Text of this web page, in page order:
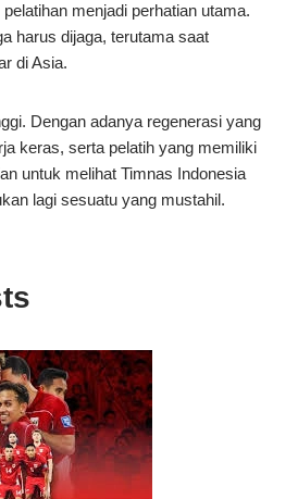
menjadi perhatian utama.
harus dijaga, terutama saat
di Asia.
Dengan adanya regenerasi yang
keras, serta pelatih yang memiliki
untuk melihat Timnas Indonesia
lagi sesuatu yang mustahil.